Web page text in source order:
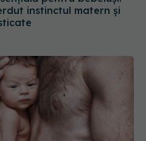
instinctul matern și